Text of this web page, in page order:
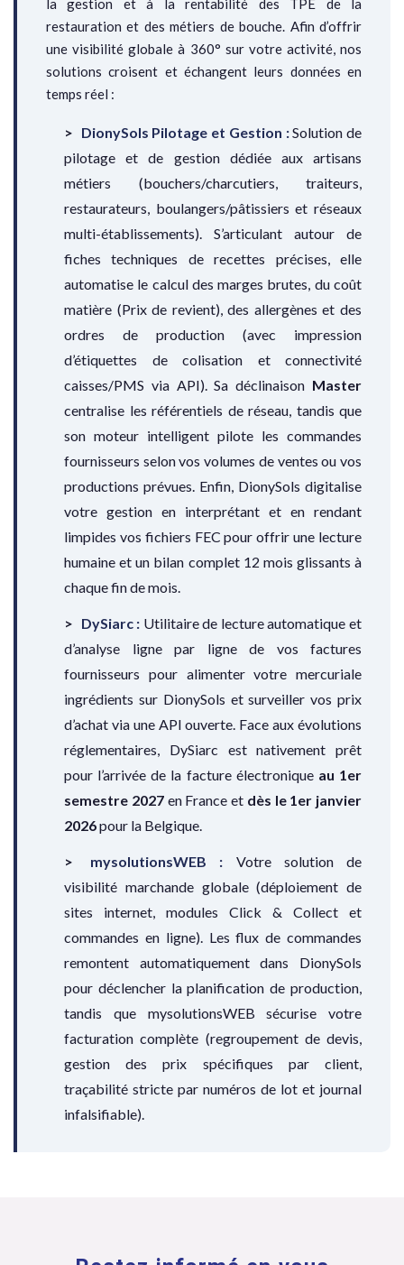
la gestion et à la rentabilité des TPE de la
restauration et des métiers de bouche. Afin d’offrir
une visibilité globale à 360° sur votre activité, nos
solutions croisent et échangent leurs données en
temps réel :
DionySols Pilotage et Gestion :Solution de
pilotage et de gestion dédiée aux artisans
métiers (bouchers/charcutiers, traiteurs,
restaurateurs, boulangers/pâtissiers et réseaux
multi-établissements). S’articulant autour de
fiches techniques de recettes précises, elle
automatise le calcul des marges brutes, du coût
matière (Prix de revient), des allergènes et des
ordres de production (avec impression
d’étiquettes de colisation et connectivité
caisses/PMS via API). Sa déclinaison Master
centralise les référentiels de réseau, tandis que
son moteur intelligent pilote les commandes
fournisseurs selon vos volumes de ventes ou vos
productions prévues. Enfin, DionySols digitalise
votre gestion en interprétant et en rendant
limpides vos fichiers FEC pour offrir une lecture
humaine et un bilan complet 12 mois glissants à
chaque fin de mois.
DySiarc : Utilitaire de lecture automatique et
d’analyse ligne par ligne de vos factures
fournisseurs pour alimenter votre mercuriale
ingrédients sur DionySols et surveiller vos prix
d’achat via une API ouverte. Face aux évolutions
réglementaires, DySiarc est nativement prêt
pour l’arrivée de la facture électronique au 1er
semestre 2027en France et dès le 1er janvier
2026pour la Belgique.
mysolutionsWEB : Votre solution de
visibilité marchande globale (déploiement de
sites internet, modules Click & Collect et
commandes en ligne). Les flux de commandes
remontent automatiquement dans DionySols
pour déclencher la planification de production,
tandis que mysolutionsWEB sécurise votre
facturation complète (regroupement de devis,
gestion des prix spécifiques par client,
traçabilité stricte par numéros de lot et journal
infalsifiable).